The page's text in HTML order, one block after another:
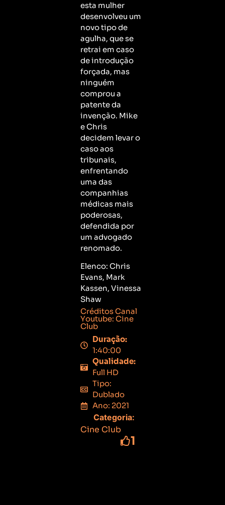
esta mulher
desenvolveu um
novo tipo de
agulha, que se
retrai em caso
de introdução
forçada, mas
ninguém
comprou a
patente da
invenção. Mike
e Chris
decidem levar o
caso aos
tribunais,
enfrentando
uma das
companhias
médicas mais
poderosas,
defendida por
um advogado
renomado.
Elenco: Chris
Evans, Mark
Kassen, Vinessa
Shaw
Créditos Canal
Youtube: Cine
Club
Duração:
1:40:00
Qualidade:
Full HD
Tipo:
Dublado
Ano: 2021
Categoria:
Cine Club
1